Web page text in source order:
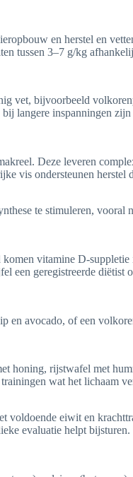
en herstel en
tussen 3–7 g/kg
vet, bijvoorbeeld
langere inspanningen
Deze leveren
vis ondersteunen herstel
te stimuleren, vooral
vitamine D-
geregistreerde diëtist
en avocado, of een
honing, rijstwafel met
wat het lichaam
voldoende eiwit en
evaluatie helpt